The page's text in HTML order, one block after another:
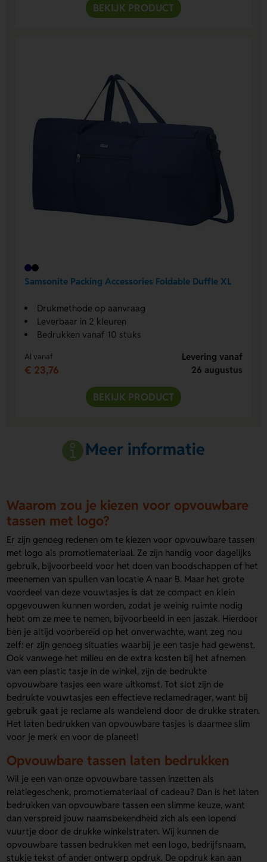
BEKIJK PRODUCT
Samsonite Packing Accessories Foldable Duffle XL
Drukmethode op aanvraag
Leverbaar in 2 kleuren
Bedrukken vanaf 10 stuks
Al vanaf
€ 23,76
Levering vanaf
26 augustus
BEKIJK PRODUCT
Meer informatie
Waarom zou je kiezen voor opvouwbare
tassen met logo?
Er zijn genoeg redenen om te kiezen voor opvouwbare tassen
met logo als promotiemateriaal. Ze zijn handig voor dagelijks
gebruik, bijvoorbeeld voor het doen van boodschappen of het
meenemen van spullen van locatie A naar B. Maar het grote
voordeel van deze vouwtasjes is dat ze compact en klein
opgevouwen kunnen worden, zodat je weinig ruimte nodig
hebt om ze mee te nemen, bijvoorbeeld in een jaszak. Hierdoor
ben je altijd voorbereid op het onverwachte, want zeg nou
zelf: er zijn genoeg situaties waarbij je een tasje had gewenst.
Ook vanwege het milieu en de extra kosten bij het afnemen
van een plastic tasje in de winkel, zijn de bedrukte
opvouwbare tasjes een ware uitkomst. Tot slot zijn de
bedrukte vouwtasjes een effectieve reclamedrager, want bij
gebruik gaat je reclame als wandelend door de drukke straten.
Het laten bedrukken van opvouwbare tasjes is daarmee slim
voor je merk en voor de planeet!
Opvouwbare tassen laten bedrukken
Wil je een van onze opvouwbare tassen inzetten als
relatiegeschenk, promotiemateriaal of cadeau? Dan is het laten
bedrukken van opvouwbare tassen een slimme keuze, want
dan verspreid jouw naamsbekendheid zich als een lopend
vuurtje door de drukke winkelstraten. Wij kunnen de
opvouwbare tassen bedrukken met een logo, bedrijfsnaam,
stukje tekst of ander ontwerp opdruk. De opdruk kan aan